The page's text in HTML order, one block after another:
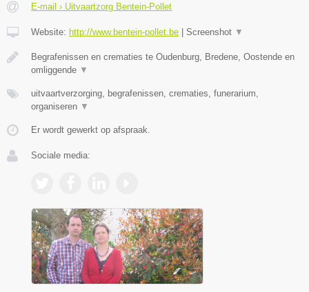
E-mail › Uitvaartzorg Bentein-Pollet
Website: http://www.bentein-pollet.be | Screenshot ▼
Begrafenissen en crematies te Oudenburg, Bredene, Oostende en
omliggende ▼
uitvaartverzorging, begrafenissen, crematies, funerarium,
organiseren ▼
Er wordt gewerkt op afspraak.
Sociale media: